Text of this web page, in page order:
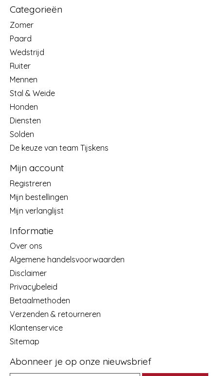
Categorieën
Zomer
Paard
Wedstrijd
Ruiter
Mennen
Stal & Weide
Honden
Diensten
Solden
De keuze van team Tijskens
Mijn account
Registreren
Mijn bestellingen
Mijn verlanglijst
Informatie
Over ons
Algemene handelsvoorwaarden
Disclaimer
Privacybeleid
Betaalmethoden
Verzenden & retourneren
Klantenservice
Sitemap
Abonneer je op onze nieuwsbrief